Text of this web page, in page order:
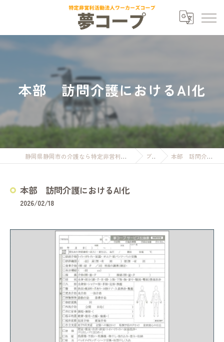
本部 訪問介護におけるAI化
静岡県静岡市の介護なら特定非営利活動法人ワーカーズコープ夢コープ ブログ 本部 訪問介護におけるAI化
本部 訪問介護におけるAI化
2026/02/18